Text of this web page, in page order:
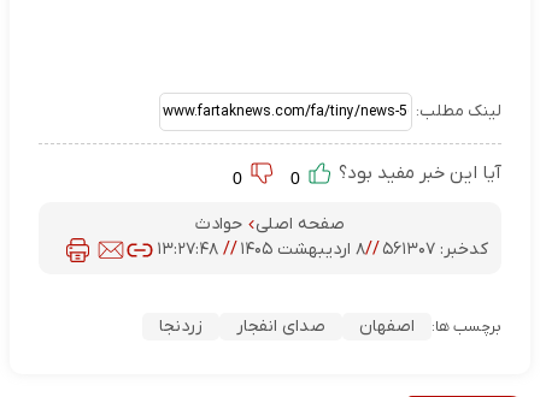
لینک مطلب:
آیا این خبر مفید بود؟
صفحه اصلی
حوادث
کدخبر: ۵۶۱۳۰۷ //۸ اردیبهشت ۱۴۰۵ // ۱۳:۲۷:۴۸
برچسب ها: اصفهان صدای انفجار زردنجا